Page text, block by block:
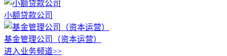
小额贷款公司
基金管理公司（资本运营）
进入业务频道>>